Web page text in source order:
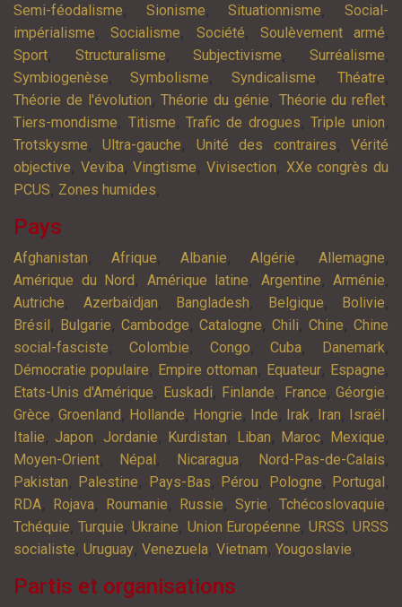
Semi-féodalisme, Sionisme,Situationnisme,Social-
impérialisme,Socialisme, Société, Soulèvement armé,
Sport, Structuralisme,Subjectivisme,Surréalisme,
Symbiogenèse,Symbolisme, Syndicalisme,Théatre,
Théorie de l'évolution,Théorie du génie, Théorie du reflet,
Tiers-mondisme, Titisme,Trafic de drogues,Triple union,
Trotskysme,Ultra-gauche, Unité des contraires,Vérité
objective, Veviba,Vingtisme,Vivisection, XXe congrès du
PCUS, Zones humides,
Pays
Afghanistan, Afrique, Albanie, Algérie, Allemagne,
Amérique du Nord , Amérique latine, Argentine, Arménie,
Autriche, Azerbaïdjan, Bangladesh, Belgique, Bolivie,
Brésil , Bulgarie, Cambodge, Catalogne, Chili, Chine, Chine
social-fasciste, Colombie, Congo,Cuba, Danemark,
Démocratie populaire, Empire ottoman, Equateur, Espagne,
Etats-Unis d'Amérique, Euskadi, Finlande, France,Géorgie,
Grèce, Groenland , Hollande, Hongrie, Inde, Irak, Iran, Israël ,
Italie, Japon, Jordanie, Kurdistan, Liban, Maroc, Mexique,
Moyen-Orient, Népal , Nicaragua, Nord-Pas-de-Calais,
Pakistan, Palestine, Pays-Bas, Pérou, Pologne, Portugal ,
RDA, Rojava, Roumanie, Russie, Syrie, Tchécoslovaquie,
Tchéquie,Turquie,Ukraine, Union Européenne, URSS,URSS
socialiste, Uruguay, Venezuela, Vietnam, Yougoslavie,
Partis et organisations